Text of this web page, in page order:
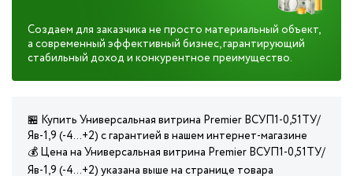
Создаем для заказчика не просто материальный объект,
а современный эффективный бизнес, гарантирующий
стабильный доход и конкурентное преимущество.
🏪 Купить Универсальная витрина Premier ВСУП1-0,51ТУ/
Яв-1,9 (-4…+2) с гарантией в нашем интернет-магазине
💰 Цена на Универсальная витрина Premier ВСУП1-0,51ТУ/
Яв-1,9 (-4…+2) указана выше на странице товара